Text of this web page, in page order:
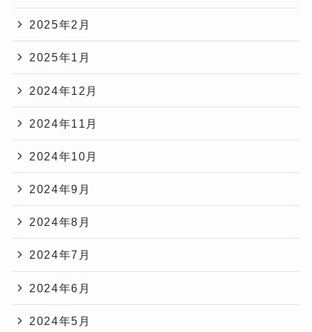
2025年2月
2025年1月
2024年12月
2024年11月
2024年10月
2024年9月
2024年8月
2024年7月
2024年6月
2024年5月